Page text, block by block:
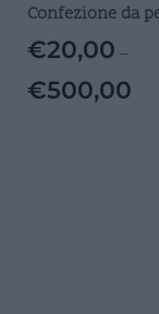
Confezione da
€20,00 –
€500,00